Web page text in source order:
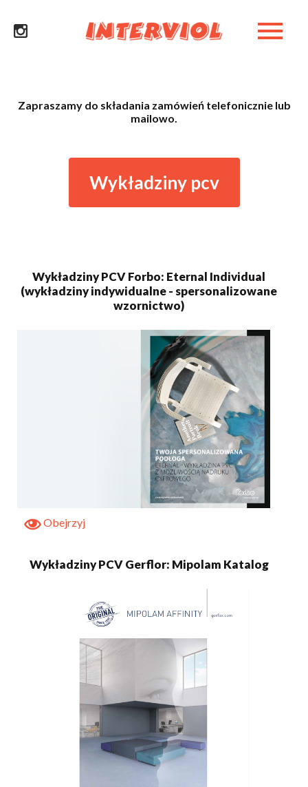
Zapraszamy do składania zamówień telefonicznie lub
mailowo.
Wykładziny pcv
Wykładziny PCV Forbo: Eternal Individual
(wykładziny indywidualne - spersonalizowane
wzornictwo)
Obejrzyj
Wykładziny PCV Gerflor: Mipolam Katalog